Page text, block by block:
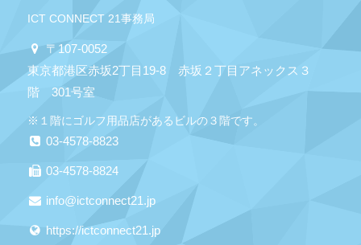
ICT CONNECT 21事務局
〒107-0052
東京都港区赤坂2丁目19-8 赤坂２丁目アネックス３
階 301号室
※１階にゴルフ用品店があるビルの３階です。
03-4578-8823
03-4578-8824
info@ictconnect21.jp
https://ictconnect21.jp